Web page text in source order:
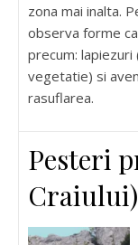
zona mai inalta.
observa forme
precum:
vegetatie) si
rasuflarea.
Pesteri
Craiului)